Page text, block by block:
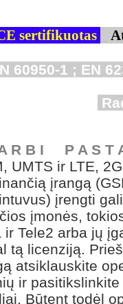
sertifikuotas
60950-1 ; EN
R B I P A S T
UMTS ir LTE,
įrangą
įrengti
įmonės,
ir Tele2 arba jų
tą licenziją.
atsiklauskite
ir
Būtent todėl